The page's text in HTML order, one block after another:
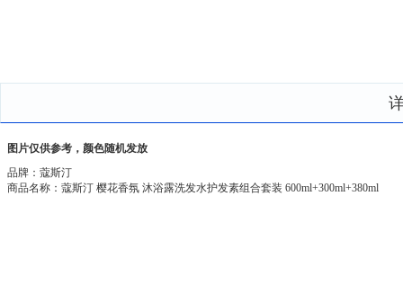
图片仅供参考，颜色随机发放
品牌：蔻斯汀
商品名称：蔻斯汀 樱花香氛 沐浴露洗发水护发素组合套装 600ml+300ml+380ml